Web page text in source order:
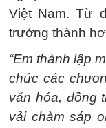
Việt Nam. Từ
trưởng thành
“Em thành lập
chức các
văn hóa, đồng
vải chàm sáp